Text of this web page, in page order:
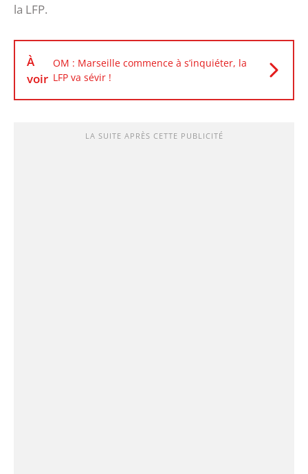
la LFP.
À
voir
OM : Marseille commence à s’inquiéter, la
LFP va sévir !
LA SUITE APRÈS CETTE PUBLICITÉ